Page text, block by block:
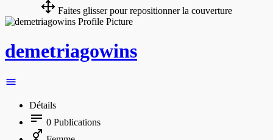
Faites glisser pour repositionner la couverture
demetriagowins
Détails
0 Publications